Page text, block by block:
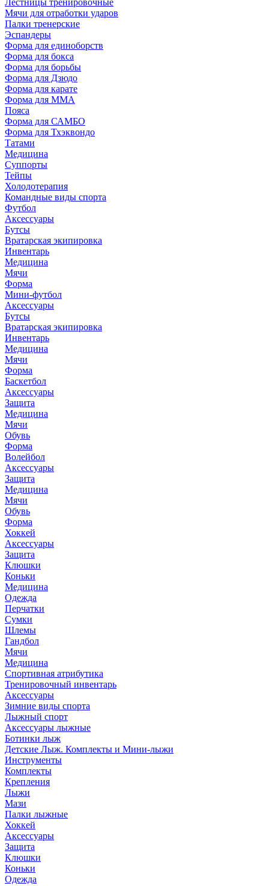
Лестницы тренировочные
Мячи для отработки ударов
Палки тренерские
Эспандеры
Форма для единоборств
Форма для бокса
Форма для борьбы
Форма для Дзюдо
Форма для карате
Форма для MMA
Пояса
Форма для САМБО
Форма для Тхэквондо
Татами
Медицина
Суппорты
Тейпы
Холодотерапия
Командные виды спорта
Футбол
Аксессуары
Бутсы
Вратарская экипировка
Инвентарь
Медицина
Мячи
Форма
Мини-футбол
Аксессуары
Бутсы
Вратарская экипировка
Инвентарь
Медицина
Мячи
Форма
Баскетбол
Аксессуары
Защита
Медицина
Мячи
Обувь
Форма
Волейбол
Аксессуары
Защита
Медицина
Мячи
Обувь
Форма
Хоккей
Аксессуары
Защита
Клюшки
Коньки
Медицина
Одежда
Перчатки
Сумки
Шлемы
Гандбол
Мячи
Медицина
Спортивная атрибутика
Тренировочный инвентарь
Аксессуары
Зимние виды спорта
Лыжный спорт
Аксессуары лыжные
Ботинки лыж
Детские Лыж. Комплекты и Мини-лыжи
Инструменты
Комплекты
Крепления
Лыжи
Мази
Палки лыжные
Хоккей
Аксессуары
Защита
Клюшки
Коньки
Одежда